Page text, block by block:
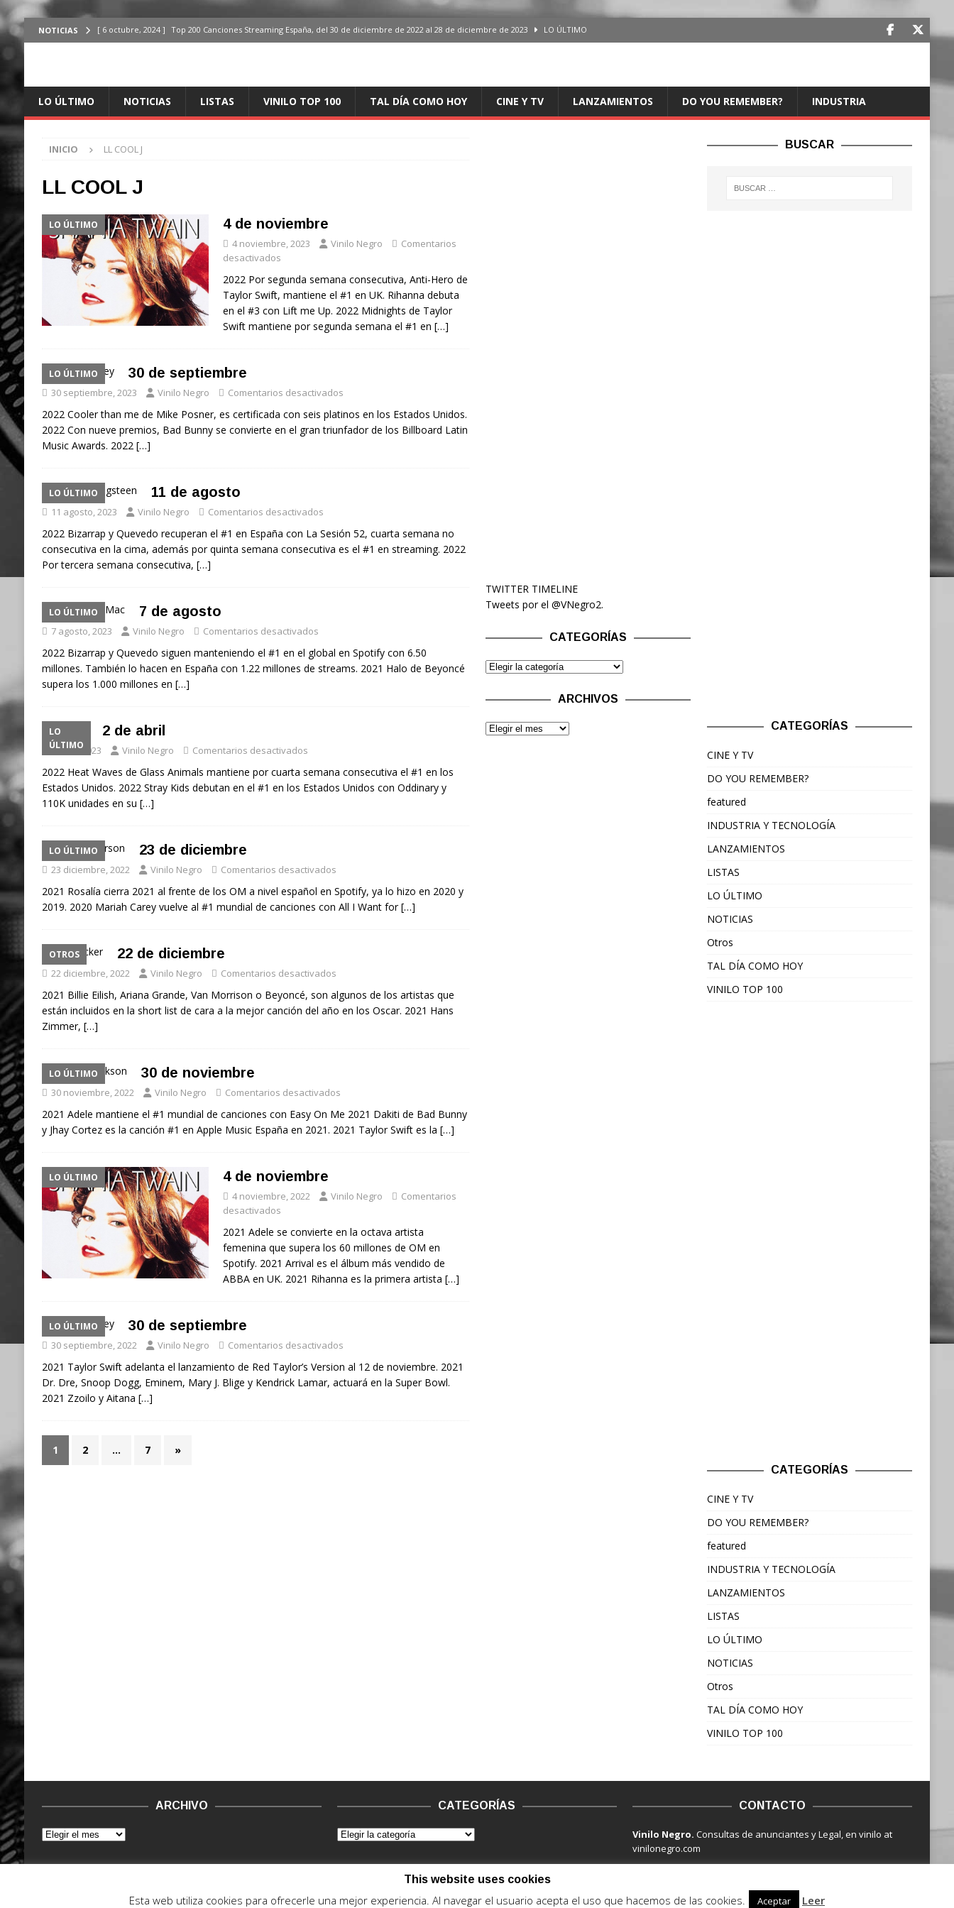
NOTICIAS [ 6 octubre, 2024 ] Top 200 Canciones Streaming España, del 30 de diciembre de 2022 al 28 de diciembre de 2023 LO ÚLTIMO
ÚLTIMO
ÚLTIMO
LO ÚLTIMO NOTICIAS LISTAS VINILO TOP 100 TAL DÍA COMO HOY CINE Y TV LANZAMIENTOS DO YOU REMEMBER? INDUSTRIA
INICIO LL COOL J
LL COOL J
LO ÚLTIMO 4 de noviembre
4 noviembre, 2023 Vinilo Negro
Comentarios
desactivados
2022 Por segunda semana consecutiva, Anti-Hero de
Taylor Swift, mantiene el #1 en UK. Rihanna debuta
en el #3 con Lift me Up. 2022 Midnights de Taylor
Swift mantiene por segunda semana el #1 en […]
LO ÚLTIMO 30 de septiembre
30 septiembre, 2023 Vinilo Negro Comentarios desactivados
2022 Cooler than me de Mike Posner, es certificada con seis platinos en los Estados Unidos.
2022 Con nueve premios, Bad Bunny se convierte en el gran triunfador de los Billboard Latin
Music Awards. 2022 […]
LO ÚLTIMO 11 de agosto
11 agosto, 2023 Vinilo Negro Comentarios desactivados
2022 Bizarrap y Quevedo recuperan el #1 en España con La Sesión 52, cuarta semana no
consecutiva en la cima, además por quinta semana consecutiva es el #1 en streaming. 2022
Por tercera semana consecutiva, […]
LO ÚLTIMO 7 de agosto
7 agosto, 2023 Vinilo Negro Comentarios desactivados
2022 Bizarrap y Quevedo siguen manteniendo el #1 en el global en Spotify con 6.50
millones. También lo hacen en España con 1.22 millones de streams. 2021 Halo de Beyoncé
supera los 1.000 millones en […]
LO
ÚLTIMO
2 de abril
2 abril, 2023 Vinilo Negro Comentarios desactivados
2022 Heat Waves de Glass Animals mantiene por cuarta semana consecutiva el #1 en los
Estados Unidos. 2022 Stray Kids debutan en el #1 en los Estados Unidos con Oddinary y
110K unidades en su […]
LO ÚLTIMO 23 de diciembre
23 diciembre, 2022 Vinilo Negro Comentarios desactivados
2021 Rosalía cierra 2021 al frente de los OM a nivel español en Spotify, ya lo hizo en 2020 y
2019. 2020 Mariah Carey vuelve al #1 mundial de canciones con All I Want for[…]
OTROS 22 de diciembre
22 diciembre, 2022 Vinilo Negro Comentarios desactivados
2021 Billie Eilish, Ariana Grande, Van Morrison o Beyoncé, son algunos de los artistas que
están incluidos en la short list de cara a la mejor canción del año en los Oscar. 2021 Hans
Zimmer, […]
LO ÚLTIMO 30 de noviembre
30 noviembre, 2022 Vinilo Negro Comentarios desactivados
2021 Adele mantiene el #1 mundial de canciones con Easy On Me 2021 Dakiti de Bad Bunny
y Jhay Cortez es la canción #1 en Apple Music España en 2021. 2021 Taylor Swift es la […]
LO ÚLTIMO 4 de noviembre
4 noviembre, 2022 Vinilo Negro
Comentarios
desactivados
2021 Adele se convierte en la octava artista
femenina que supera los 60 millones de OM en
Spotify. 2021 Arrival es el álbum más vendido de
ABBA en UK. 2021 Rihanna es la primera artista […]
LO ÚLTIMO 30 de septiembre
30 septiembre, 2022 Vinilo Negro Comentarios desactivados
2021 Taylor Swift adelanta el lanzamiento de Red Taylor’s Version al 12 de noviembre. 2021
Dr. Dre, Snoop Dogg, Eminem, Mary J. Blige y Kendrick Lamar, actuará en la Super Bowl.
2021 Zzoilo y Aitana […]
1 2 … 7 »
TWITTER TIMELINE
Tweets por el @VNegro2.
CATEGORÍAS
ARCHIVOS
BUSCAR
CATEGORÍAS
CINE Y TV
DO YOU REMEMBER?
featured
INDUSTRIA Y TECNOLOGÍA
LANZAMIENTOS
LISTAS
LO ÚLTIMO
NOTICIAS
Otros
TAL DÍA COMO HOY
VINILO TOP 100
CATEGORÍAS
CINE Y TV
DO YOU REMEMBER?
featured
INDUSTRIA Y TECNOLOGÍA
LANZAMIENTOS
LISTAS
LO ÚLTIMO
NOTICIAS
Otros
TAL DÍA COMO HOY
VINILO TOP 100
ARCHIVO CATEGORÍAS CONTACTO
Vinilo Negro.Consultas de anunciantes y Legal, en vinilo at
vinilonegro.com
This website uses cookies
Esta web utiliza cookies para ofrecerle una mejor experiencia. Al navegar el usuario acepta el uso que hacemos de las cookies. Aceptar Leer